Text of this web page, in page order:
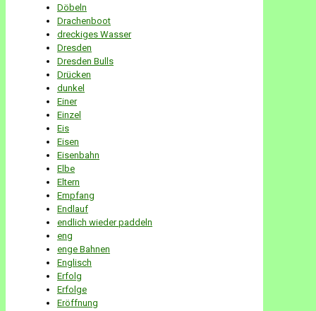
Döbeln
Drachenboot
dreckiges Wasser
Dresden
Dresden Bulls
Drücken
dunkel
Einer
Einzel
Eis
Eisen
Eisenbahn
Elbe
Eltern
Empfang
Endlauf
endlich wieder paddeln
eng
enge Bahnen
Englisch
Erfolg
Erfolge
Eröffnung